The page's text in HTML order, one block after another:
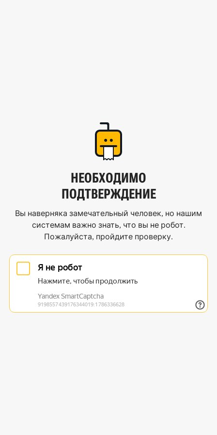
НЕОБХОДИМО
ПОДТВЕРЖДЕНИЕ
Вы наверняка замечательный человек, но нашим
системам важно знать, что вы не робот.
Пожалуйста, пройдите проверку.